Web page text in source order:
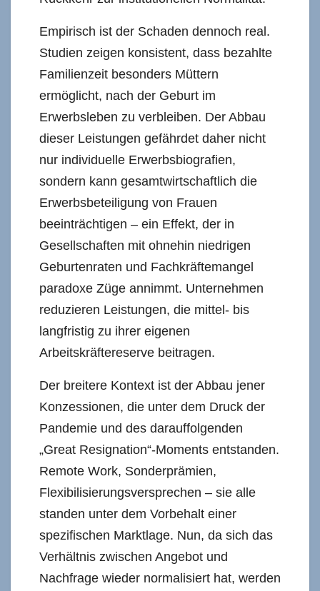
Empirisch ist der Schaden dennoch real.
Studien zeigen konsistent, dass bezahlte
Familienzeit besonders Müttern
ermöglicht, nach der Geburt im
Erwerbsleben zu verbleiben. Der Abbau
dieser Leistungen gefährdet daher nicht
nur individuelle Erwerbsbiografien,
sondern kann gesamtwirtschaftlich die
Erwerbsbeteiligung von Frauen
beeinträchtigen – ein Effekt, der in
Gesellschaften mit ohnehin niedrigen
Geburtenraten und Fachkräftemangel
paradoxe Züge annimmt. Unternehmen
reduzieren Leistungen, die mittel- bis
langfristig zu ihrer eigenen
Arbeitskräftereserve beitragen.
Der breitere Kontext ist der Abbau jener
Konzessionen, die unter dem Druck der
Pandemie und des darauffolgenden
„Great Resignation“-Moments entstanden.
Remote Work, Sonderprämien,
Flexibilisierungsversprechen – sie alle
standen unter dem Vorbehalt einer
spezifischen Marktlage. Nun, da sich das
Verhältnis zwischen Angebot und
Nachfrage wieder normalisiert hat, werden